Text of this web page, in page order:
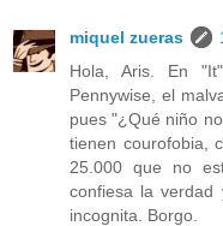
miquel zueras
Hola, Aris. En
Pennywise, el
pues "¿Qué niño
tienen courofobia,
25.000 que no
confiesa la
incognita. Borgo.